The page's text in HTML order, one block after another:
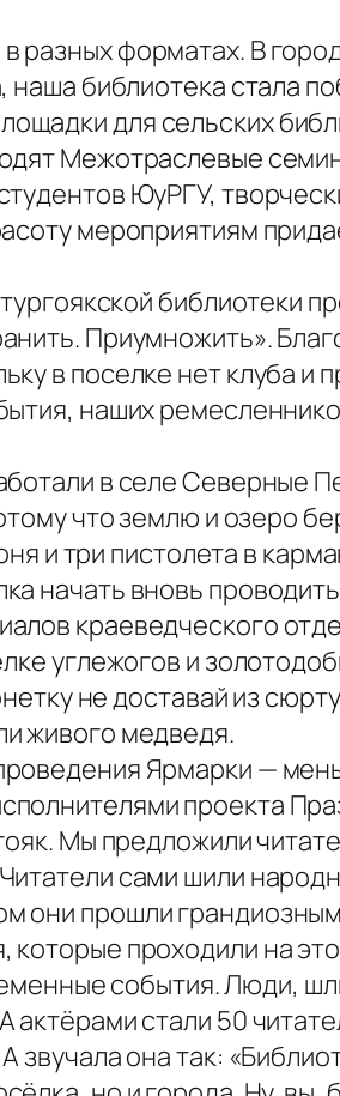
разных форматах. В
наша библиотека стала
для сельских
Межотраслевые
ЮуРГУ,
мероприятиям
библиотеки
Приумножить».
в поселке нет клуба и
наших
в селе Северные
что землю и озеро
и три пистолета в
начать вновь
краеведческого
углежогов и
не доставай из
живого медведя.
Ярмарки —
проекта
Мы предложили
сами шили
они прошли
проходили на
события. Люди,
стали 50
она так: